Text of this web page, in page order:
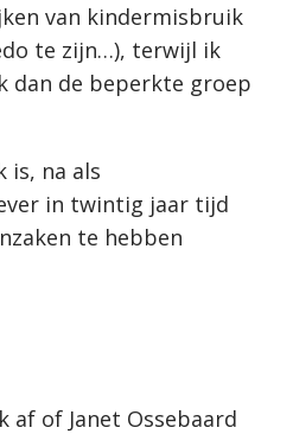
van kindermisbruik
te zijn…), terwijl ik
dan de beperkte groep
is, na als
in twintig jaar tijd
te hebben
af of Janet Ossebaard